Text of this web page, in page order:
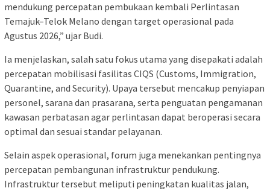
mendukung percepatan pembukaan kembali Perlintasan
Temajuk–Telok Melano dengan target operasional pada
Agustus 2026,” ujar Budi.
Ia menjelaskan, salah satu fokus utama yang disepakati adalah
percepatan mobilisasi fasilitas CIQS (Customs, Immigration,
Quarantine, and Security). Upaya tersebut mencakup penyiapan
personel, sarana dan prasarana, serta penguatan pengamanan
kawasan perbatasan agar perlintasan dapat beroperasi secara
optimal dan sesuai standar pelayanan.
Selain aspek operasional, forum juga menekankan pentingnya
percepatan pembangunan infrastruktur pendukung.
Infrastruktur tersebut meliputi peningkatan kualitas jalan,